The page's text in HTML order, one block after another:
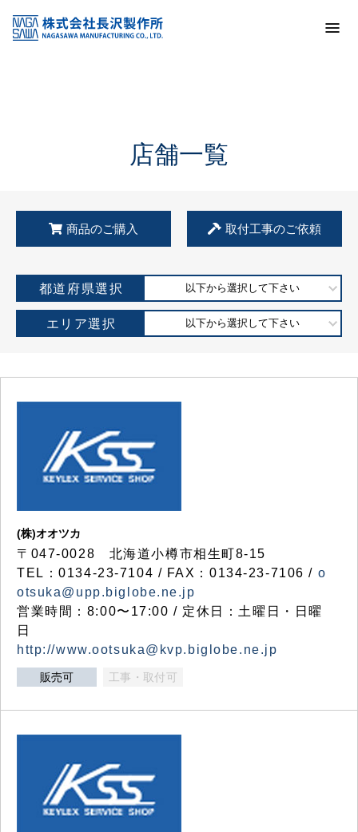
KSS加盟店・取扱店情報
店舗一覧
店舗一覧
商品のご購入 取付工事のご依頼
都道府県選択 以下から選択して下さい
エリア選択 以下から選択して下さい
(株)オオツカ
〒047-0028 北海道小樽市相生町8-15
TEL：0134-23-7104 / FAX：0134-23-7106 / o
otsuka@upp.biglobe.ne.jp
営業時間：8:00〜17:00 / 定休日：土曜日・日曜
日
http://www.ootsuka@kvp.biglobe.ne.jp
販売可 工事・取付可